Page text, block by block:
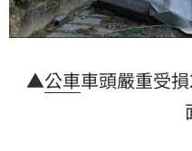
▲公車車頭嚴重受